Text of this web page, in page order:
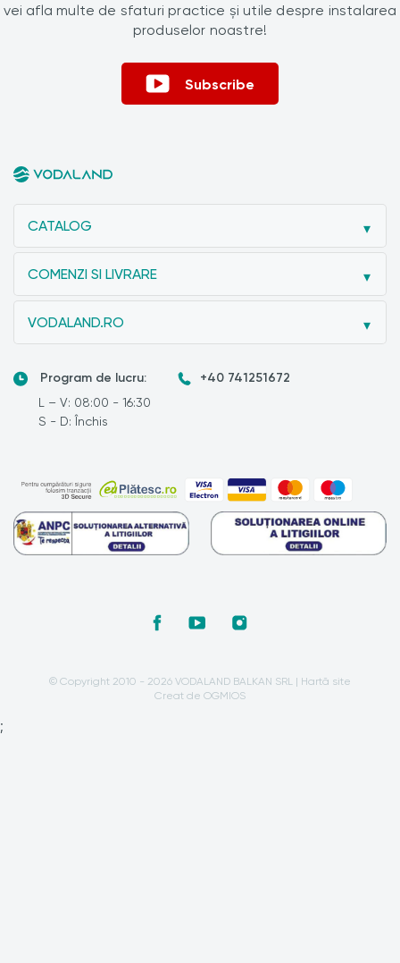
vei afla multe de sfaturi practice și utile despre instalarea
produselor noastre!
Subscribe
CATALOG
COMENZI SI LIVRARE
VODALAND.RO
Program de lucru:
L – V: 08:00 - 16:30
S - D: Închis
+40 741251672
© Copyright 2010 - 2026 VODALAND BALKAN SRL | Hartă site
Creat de OGMIOS
;